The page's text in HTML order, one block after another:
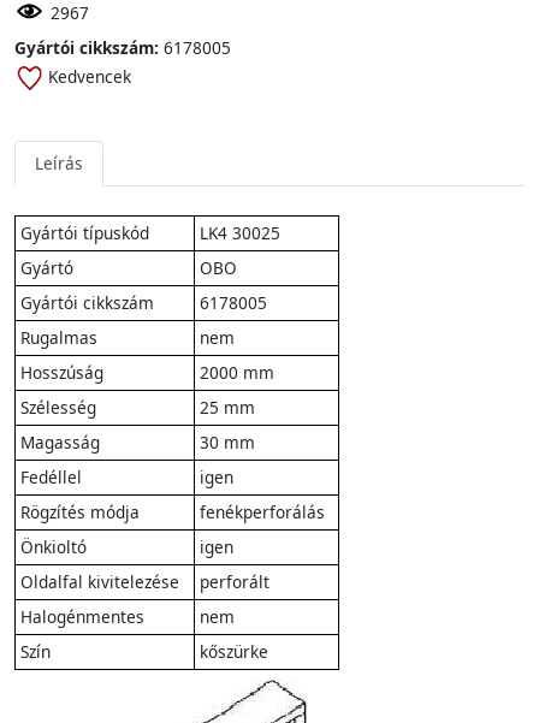
2967
Gyártói cikkszám: 6178005
Kedvencek
Leírás
Gyártói típuskód
LK4 30025
Gyártó
OBO
Gyártói cikkszám
6178005
Rugalmas
nem
Hosszúság
2000 mm
Szélesség
25 mm
Magasság
30 mm
Fedéllel
igen
Rögzítés módja
fenékperforálás
Önkioltó
igen
Oldalfal kivitelezése
perforált
Halogénmentes
nem
Szín
kőszürke